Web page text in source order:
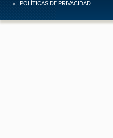
POLÍTICAS DE PRIVACIDAD